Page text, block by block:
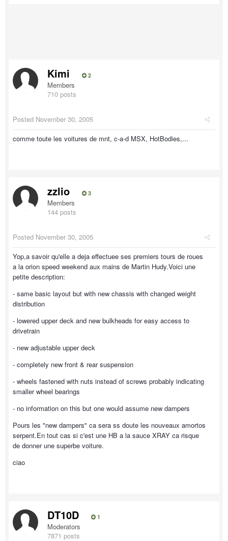
Kimi 2
Members
710 posts
Posted November 30, 2005
comme toute les voitures de mnt, c-a-d MSX, HotBodies,...
zzlio 3
Members
144 posts
Posted November 30, 2005
Yop,a savoir qu'elle a deja effectuee ses premiers tours de roues
a la orion speed weekend aux mains de Martin Hudy.Voici une
petite description:
- same basic layout but with new chassis with changed weight
distribution
- lowered upper deck and new bulkheads for easy access to
drivetrain
- new adjustable upper deck
- completely new front & rear suspension
- wheels fastened with nuts instead of screws probably indicating
smaller wheel bearings
- no information on this but one would assume new dampers
Pours les "new dampers" ca sera ss doute les nouveaux amortos
serpent.En tout cas si c'est une HB a la sauce XRAY ca risque
de donner une superbe voiture.
ciao
DT10D 1
Moderators
7871 posts